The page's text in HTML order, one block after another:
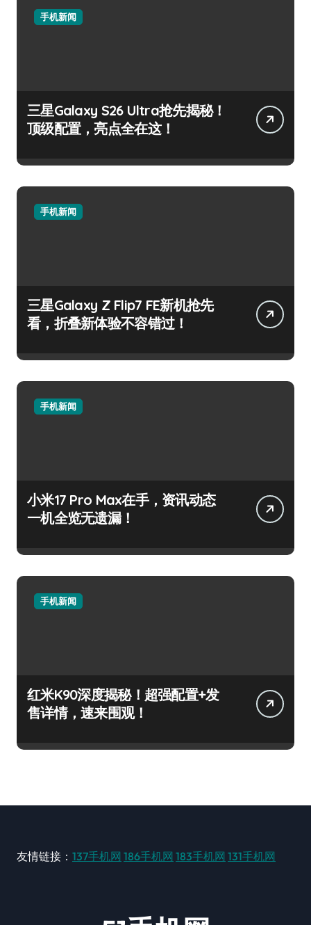
手机新闻
三星Galaxy S26 Ultra抢先揭秘！
顶级配置，亮点全在这！
手机新闻
三星Galaxy Z Flip7 FE新机抢先
看，折叠新体验不容错过！
手机新闻
小米17 Pro Max在手，资讯动态
一机全览无遗漏！
手机新闻
红米K90深度揭秘！超强配置+发
售详情，速来围观！
友情链接： 137手机网 186手机网 183手机网 131手机网